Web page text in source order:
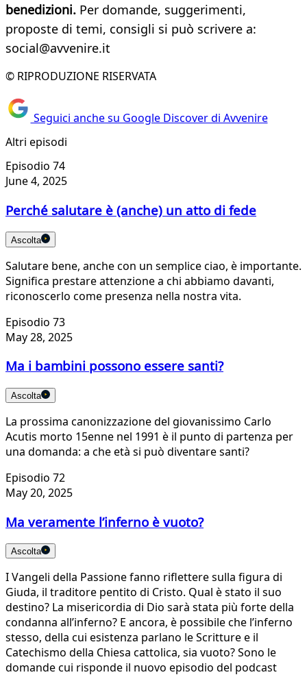
benedizioni. Per domande, suggerimenti,
proposte di temi, consigli si può scrivere a:
social@avvenire.it
© RIPRODUZIONE RISERVATA
Seguici anche su Google Discover di Avvenire
Altri episodi
Episodio 74
June 4, 2025
Perché salutare è (anche) un atto di fede
Ascolta
Salutare bene, anche con un semplice ciao, è importante.
Significa prestare attenzione a chi abbiamo davanti,
riconoscerlo come presenza nella nostra vita.
Episodio 73
May 28, 2025
Ma i bambini possono essere santi?
Ascolta
La prossima canonizzazione del giovanissimo Carlo
Acutis morto 15enne nel 1991 è il punto di partenza per
una domanda: a che età si può diventare santi?
Episodio 72
May 20, 2025
Ma veramente l’inferno è vuoto?
Ascolta
I Vangeli della Passione fanno riflettere sulla figura di
Giuda, il traditore pentito di Cristo. Qual è stato il suo
destino? La misericordia di Dio sarà stata più forte della
condanna all’inferno? E ancora, è possibile che l’inferno
stesso, della cui esistenza parlano le Scritture e il
Catechismo della Chiesa cattolica, sia vuoto? Sono le
domande cui risponde il nuovo episodio del podcast